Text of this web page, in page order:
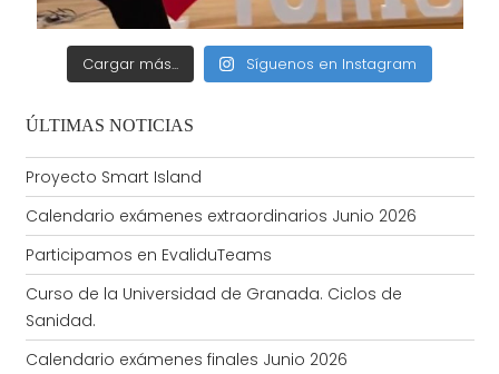
Cargar más... Síguenos en Instagram
ÚLTIMAS NOTICIAS
Proyecto Smart Island
Calendario exámenes extraordinarios Junio 2026
Participamos en EvaliduTeams
Curso de la Universidad de Granada. Ciclos de
Sanidad.
Calendario exámenes finales Junio 2026